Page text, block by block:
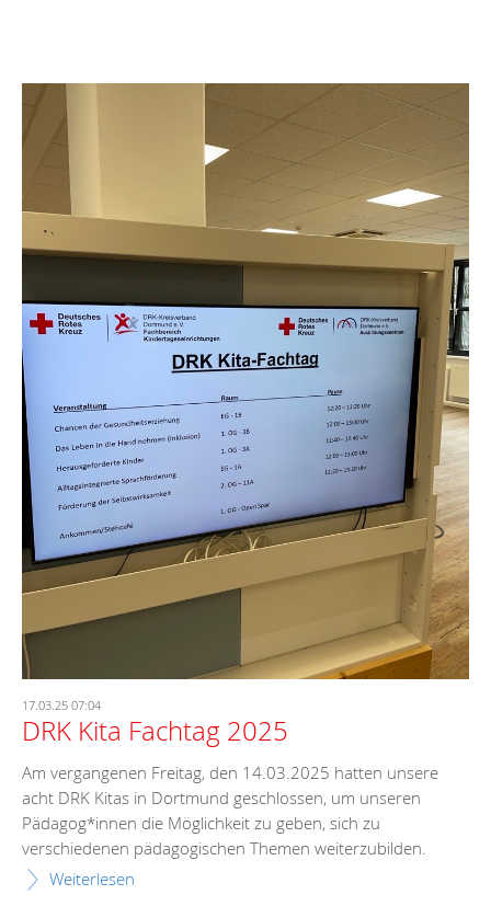
17.03.25 07:04
DRK Kita Fachtag 2025
Am vergangenen Freitag, den 14.03.2025 hatten unsere
acht DRK Kitas in Dortmund geschlossen, um unseren
Pädagog*innen die Möglichkeit zu geben, sich zu
verschiedenen pädagogischen Themen weiterzubilden.
Weiterlesen